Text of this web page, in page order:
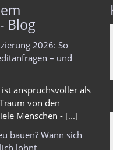
Blog
2026: So
– und
anspruchsvoller als
von den
Menschen - [...]
bauen? Wann sich